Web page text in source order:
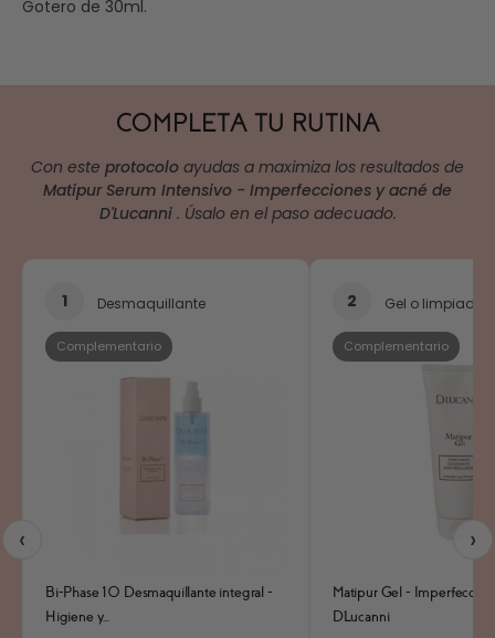
Gotero de 30ml.
COMPLETA TU RUTINA
Con este protocolo ayudas a maximiza los resultados de
Matipur Serum Intensivo - Imperfecciones y acné de
D'Lucanni. Úsalo en el paso adecuado.
‹
1 Desmaquillante
Complementario
Bi-Phase 10 Desmaquillante integral -
Higiene y...
2 Gel o limpiador
Complementario
Matipur Gel -
D'Lucanni
›